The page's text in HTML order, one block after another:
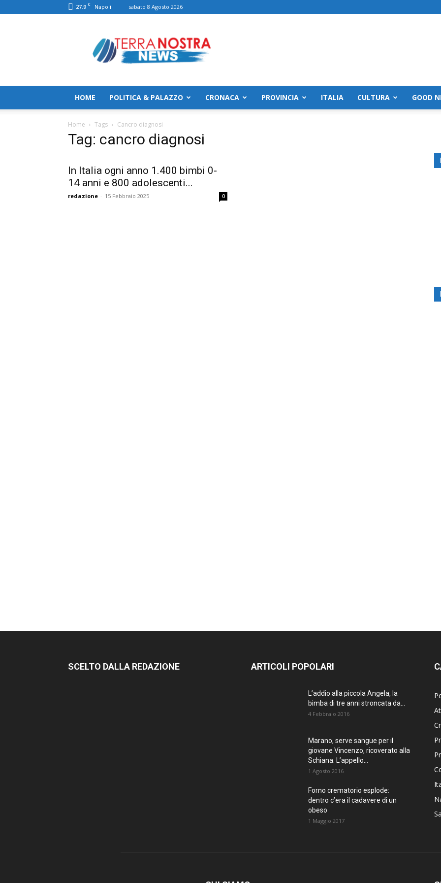
27.9 C Napoli sabato 8 Agosto 2026
HOME POLITICA & PALAZZO CRONACA PROVINCIA ITALIA CULTURA GOOD
Home Tags Cancro diagnosi
Tag: cancro diagnosi
In Italia ogni anno 1.400 bimbi 0-
14 anni e 800 adolescenti...
redazione - 15 Febbraio 2025 0
SCELTO DALLA REDAZIONE ARTICOLI POPOLARI
L’addio alla piccola Angela, la
bimba di tre anni stroncata da...
4 Febbraio 2016
Marano, serve sangue per il
giovane Vincenzo, ricoverato alla
Schiana. L’appello...
1 Agosto 2016
Forno crematorio esplode:
dentro c’era il cadavere di un
obeso
1 Maggio 2017